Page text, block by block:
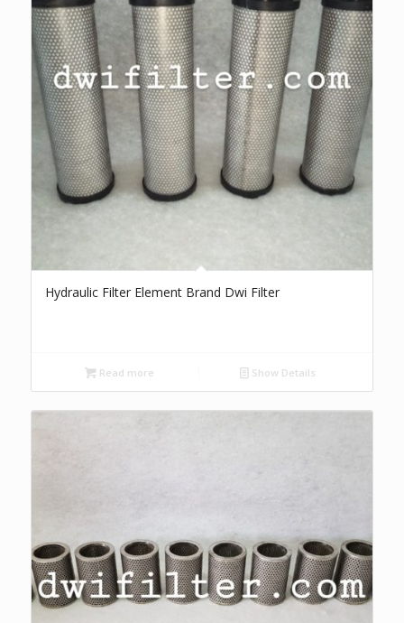
Hydraulic Filter Element Brand Dwi Filter
Read more Show Details